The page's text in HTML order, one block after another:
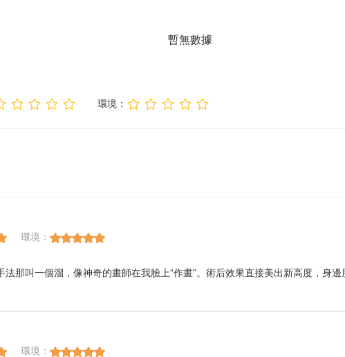
暫無數據
環境：
環境：
法那叫一個溜，像神奇的畫師在我臉上“作畫”。術后效果直接美出新高度，身
環境：